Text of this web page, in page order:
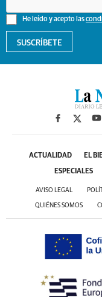
He leído y acepto las
SUSCRÍBETE
ACTUALIDAD EL
ESPECIALES
AVISO LEGAL
QUIÉNES SOMOS